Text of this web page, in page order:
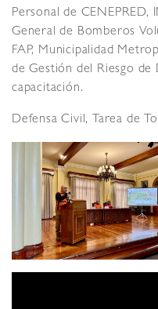
Personal de CENEPRED,
General de Bomberos
FAP, Municipalidad
de Gestión del Riesgo de
capacitación.
Defensa Civil, Tarea de